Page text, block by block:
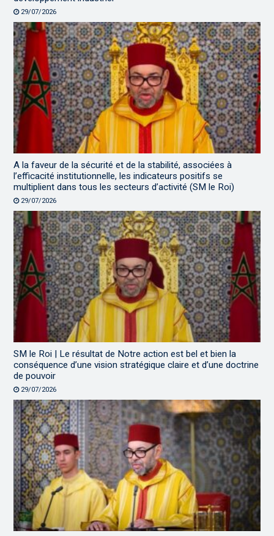
29/07/2026
A la faveur de la sécurité et de la stabilité, associées à
l’efficacité institutionnelle, les indicateurs positifs se
multiplient dans tous les secteurs d’activité (SM le Roi)
29/07/2026
SM le Roi | Le résultat de Notre action est bel et bien la
conséquence d’une vision stratégique claire et d’une doctrine
de pouvoir
29/07/2026